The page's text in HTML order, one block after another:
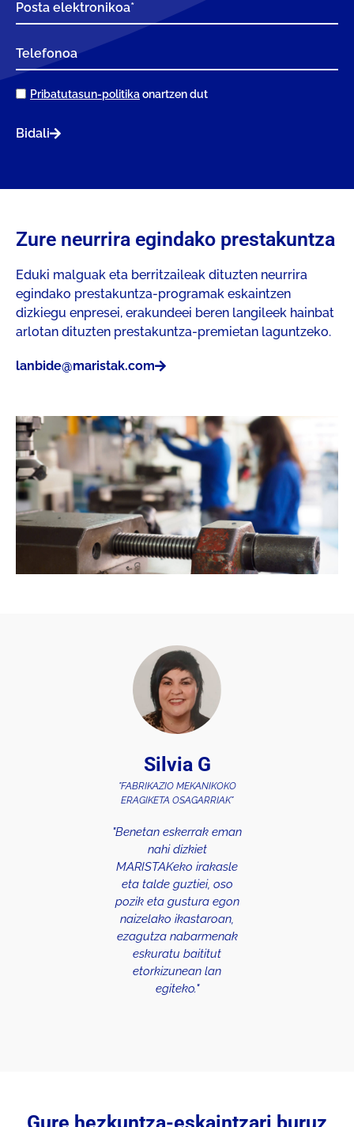
Pribatutasun-politikaonartzen dut
Bidali
Zure neurrira egindako prestakuntza
Eduki malguak eta berritzaileak dituzten neurrira
egindako prestakuntza-programak eskaintzen
dizkiegu enpresei, erakundeei beren langileek hainbat
arlotan dituzten prestakuntza-premietan laguntzeko.
lanbide@maristak.com
"Benetan eskerrak eman
nahi dizkiet
MARISTAKeko irakasle
eta talde guztiei, oso
pozik eta gustura egon
naizelako ikastaroan,
ezagutza nabarmenak
eskuratu baititut
etorkizunean lan
egiteko."
Silvia G
"FABRIKAZIO MEKANIKOKO
ERAGIKETA OSAGARRIAK"